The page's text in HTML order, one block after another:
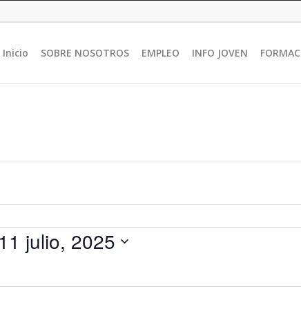
Inicio SOBRE NOSOTROS EMPLEO INFO JOVEN
11 julio, 2025